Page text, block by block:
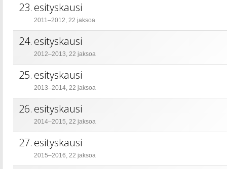
23. esityskausi
2011–2012, 22 jaksoa
24. esityskausi
2012–2013, 22 jaksoa
25. esityskausi
2013–2014, 22 jaksoa
26. esityskausi
2014–2015, 22 jaksoa
27. esityskausi
2015–2016, 22 jaksoa